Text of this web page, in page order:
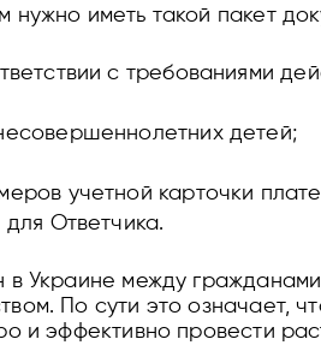
иметь такой пакет
с требованиями
детей;
учетной карточки
Ответчика.
Украине между
По сути это означает,
и эффективно провести